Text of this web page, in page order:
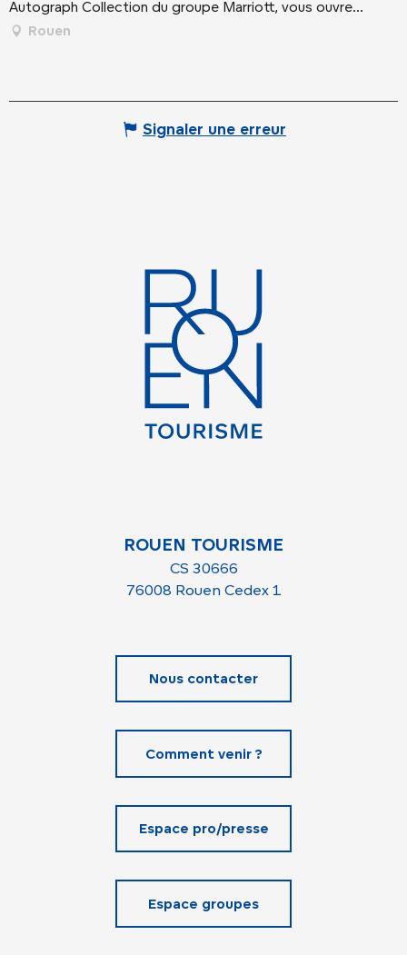
Autograph Collection du groupe Marriott, vous ouvre...
Rouen
Signaler une erreur
ROUEN TOURISME
CS 30666
76008 Rouen Cedex 1
Nous contacter
Comment venir ?
Espace pro/presse
Espace groupes